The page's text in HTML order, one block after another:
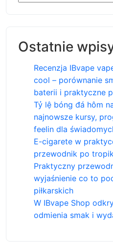
Ostatnie
Recenzja IBvape
cool – porównanie
baterii i praktyczne
Tỷ lệ bóng đá hôm
najnowsze kursy,
feelin dla
E-cigarete w
przewodnik po
Praktyczny
wyjaśnienie co to
piłkarskich
W IBvape Shop
odmienia smak i